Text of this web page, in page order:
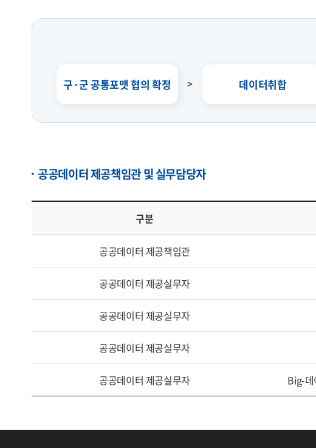
구·군 공통포맷 협의 확정 데이터취합
공공데이터 제공책임관 및 실무담당자
구분
공공데이터 제공책임관
공공데이터 제공실무자
공공데이터 제공실무자
공공데이터 제공실무자
공공데이터 제공실무자 Big-데